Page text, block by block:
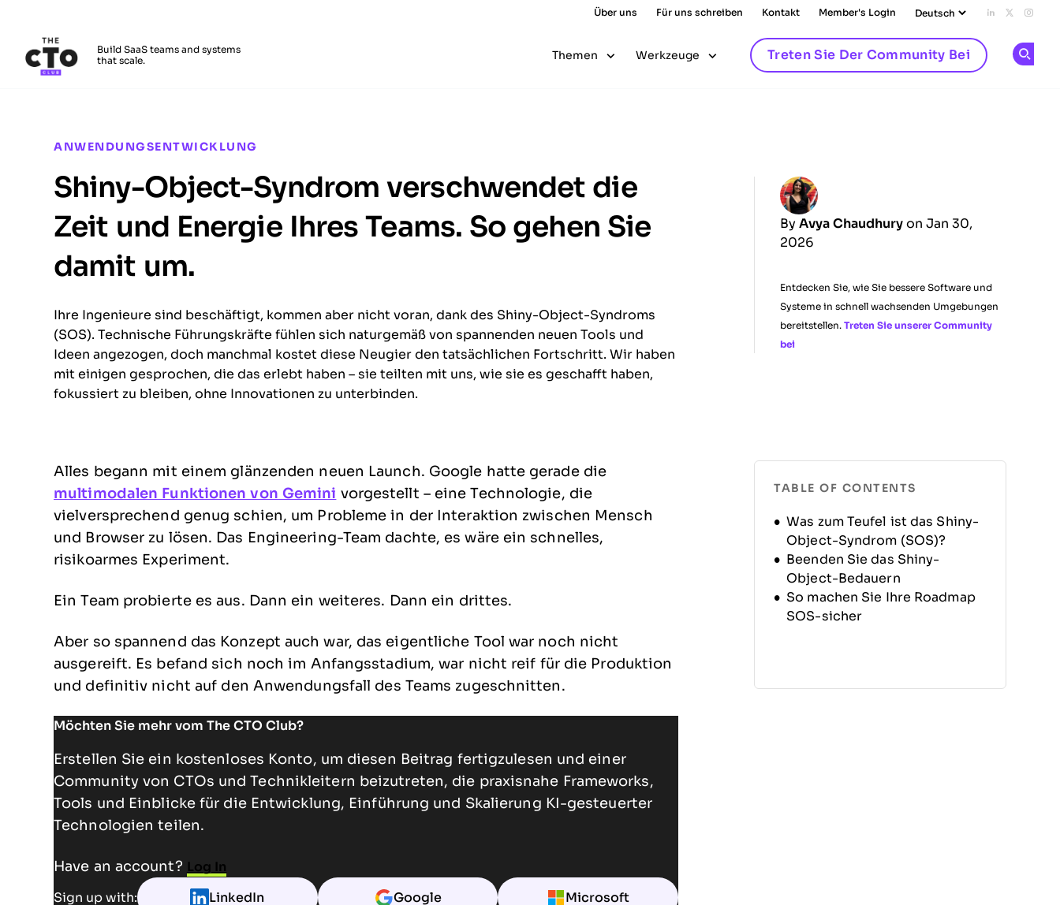
Über uns Für uns schreiben Kontakt Member's Login Add us on
Follow
Build SaaS teams and systems
that scale.
Themen Werkzeuge Treten Sie Der Community Bei
ANWENDUNGSENTWICKLUNG
Shiny-Object-Syndrom verschwendet die
Zeit und Energie Ihres Teams. So gehen Sie
damit um.
By Avya Chaudhury on Jan 30,
2026
Entdecken Sie, wie Sie bessere Software und
Systeme in schnell wachsenden Umgebungen
bereitstellen. Treten Sie unserer Community
bei
Ihre Ingenieure sind beschäftigt, kommen aber nicht voran, dank des Shiny-Object-Syndroms
(SOS). Technische Führungskräfte fühlen sich naturgemäß von spannenden neuen Tools und
Ideen angezogen, doch manchmal kostet diese Neugier den tatsächlichen Fortschritt. Wir haben
mit einigen gesprochen, die das erlebt haben – sie teilten mit uns, wie sie es geschafft haben,
fokussiert zu bleiben, ohne Innovationen zu unterbinden.
Alles begann mit einem glänzenden neuen Launch. Google hatte gerade die
multimodalen Funktionen von Gemini vorgestellt – eine Technologie, die
vielversprechend genug schien, um Probleme in der Interaktion zwischen Mensch
und Browser zu lösen. Das Engineering-Team dachte, es wäre ein schnelles,
risikoarmes Experiment.
Ein Team probierte es aus. Dann ein weiteres. Dann ein drittes.
Aber so spannend das Konzept auch war, das eigentliche Tool war noch nicht
ausgereift. Es befand sich noch im Anfangsstadium, war nicht reif für die Produktion
und definitiv nicht auf den Anwendungsfall des Teams zugeschnitten.
Möchten Sie mehr vom The CTO Club?
Erstellen Sie ein kostenloses Konto, um diesen Beitrag fertigzulesen und einer
Community von CTOs und Technikleitern beizutreten, die praxisnahe Frameworks,
Tools und Einblicke für die Entwicklung, Einführung und Skalierung KI-gesteuerter
Technologien teilen.
Have an account? Log In
Sign up with: LinkedIn Google Microsoft
TABLE OF CONTENTS
Was zum Teufel ist das Shiny-
Object-Syndrom (SOS)?
Beenden Sie das Shiny-
Object-Bedauern
So machen Sie Ihre Roadmap
SOS-sicher